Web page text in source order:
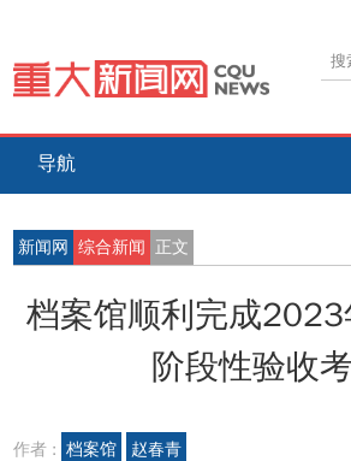
导航
新闻网 综合新闻 正文
档案馆顺利完成
阶段性验收
作者 : 档案馆 赵春青